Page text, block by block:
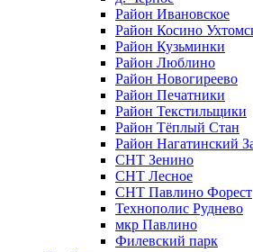
Район Ивановское
Район Косино
Район Кузьминки
Район Люблино
Район Новогиреево
Район Печатники
Район Текстильщики
Район Тёплый Стан
Район Нагатинский
СНТ Зенино
СНТ Лесное
СНТ Павлино Форест
Технополис Руднево
мкр Павлино
Филевский парк